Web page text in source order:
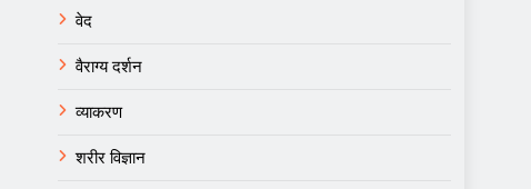
वेद
वैराग्य दर्शन
व्याकरण
शरीर विज्ञान